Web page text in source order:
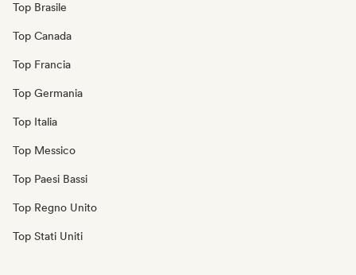
Top Brasile
Top Canada
Top Francia
Top Germania
Top Italia
Top Messico
Top Paesi Bassi
Top Regno Unito
Top Stati Uniti